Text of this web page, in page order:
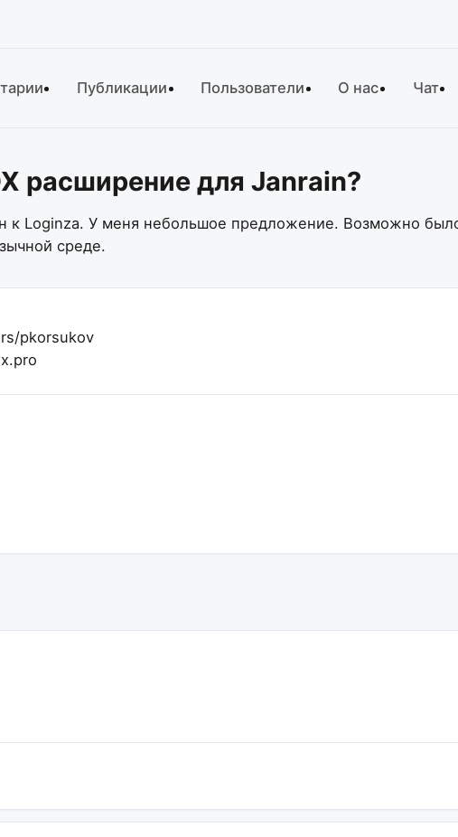
Публикации Пользователи О нас Чат
расширение для Janrain?
к Loginza. У меня небольшое предложение. Возможно
среде.
pkorsukov